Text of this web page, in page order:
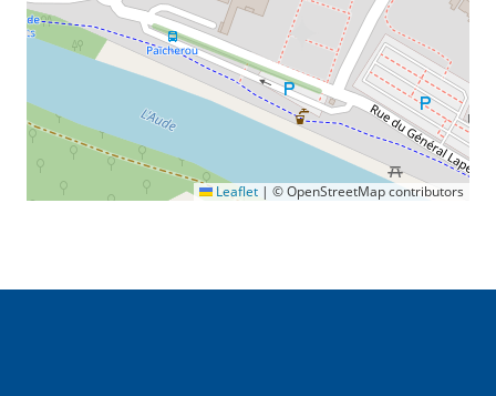
Leaflet | © OpenStreetMap contributors